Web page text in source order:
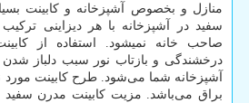
منازل و بخصوص آشپزخانه و کابینت
سفید در آشپزخانه با هر دیزاینی
صاحب خانه نمیشود. استفاده از
درخشندگی و بازتاب نور سبب دلباز
آشپزخانه شما می‌شود. طرح کابینت
براق می‌باشد. مزیت کابینت مدرن سفید